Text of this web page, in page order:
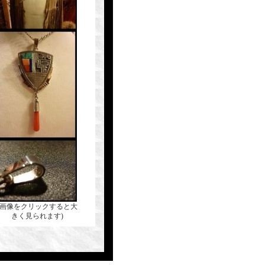
像をクリックすると大
きく見られます)